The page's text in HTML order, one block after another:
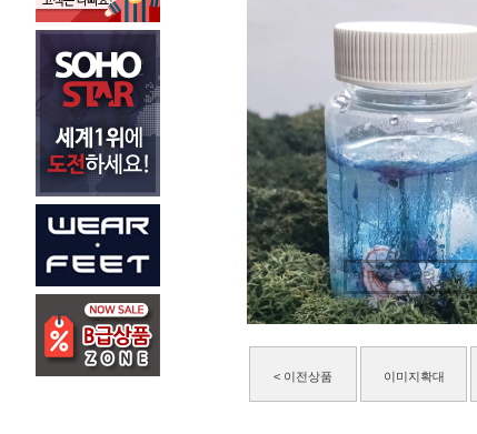
마우스를 올려보세요
< 이전상품 이미지확대